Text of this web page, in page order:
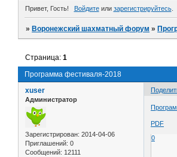
Привет, Гость! Войдитеили зарегистрируйтесь.
»Воронежский шахматный форум »
Программа фестиваля-2018
Страница:1
xuser
Администратор
Зарегистрирован: 2014-04-06
Приглашений: 0
Сообщений: 12111
PDF
0